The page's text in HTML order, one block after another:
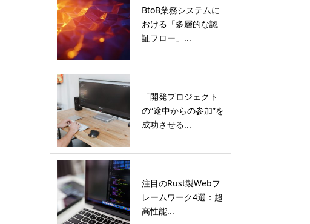
BtoB業務システムに
おける「多層的な認
証フロー」...
「開発プロジェクト
の“途中からの参加”を
成功させる...
注目のRust製Webフ
レームワーク4選：超
高性能...